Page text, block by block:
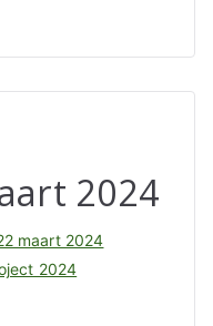
2024
maart 2024
2024